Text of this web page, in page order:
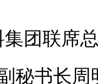
团联席
秘书长